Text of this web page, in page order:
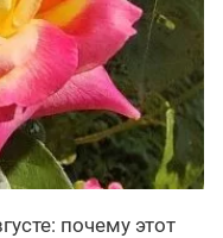
почему этот